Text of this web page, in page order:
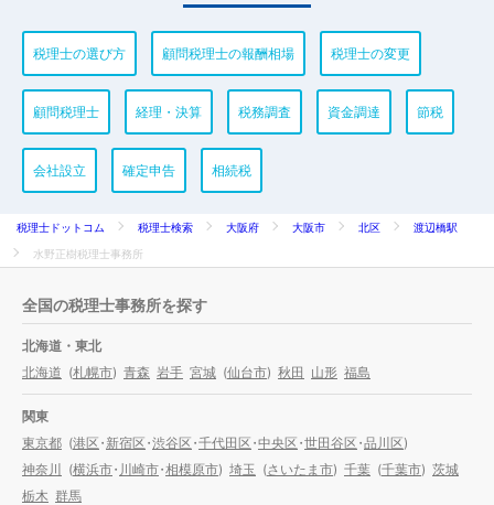
税理士の選び方 顧問税理士の報酬相場 税理士の変更
顧問税理士 経理・決算 税務調査 資金調達 節税
会社設立 確定申告 相続税
税理士ドットコム 税理士検索 大阪府 大阪市 北区
渡辺橋駅
水野正樹税理士事務所
全国の税理士事務所を探す
北海道・東北
北海道 (札幌市) 青森 岩手 宮城 (仙台市) 秋田 山形 福島
関東
東京都 (港区・新宿区・渋谷区・千代田区・中央区・世田谷区・品川区)
神奈川 (横浜市・川崎市・相模原市) 埼玉 (さいたま市) 千葉 (千葉市) 茨城
栃木 群馬